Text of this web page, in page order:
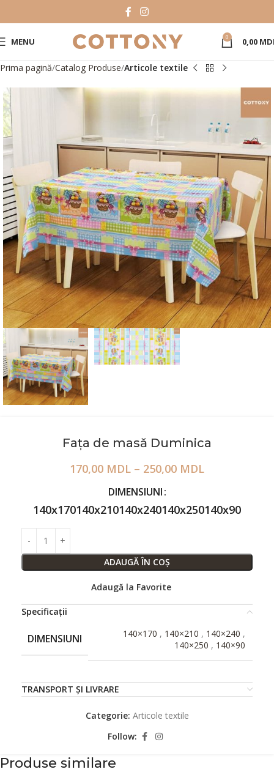
MENU 0 0,00
Prima pagină Catalog Produse Articole textile
Fața de masă Duminica
170,00 MDL – 250,00 MDL
DIMENSIUNI
140x170140x210140x240140x250140x90
ADAUGĂ ÎN COȘ
Adaugă la Favorite
Specificații
DIMENSIUNI 140×170 , 140×210 , 140×240 ,
140×250 , 140×90
TRANSPORT ȘI LIVRARE
Categorie: Articole textile
Follow:
Produse similare